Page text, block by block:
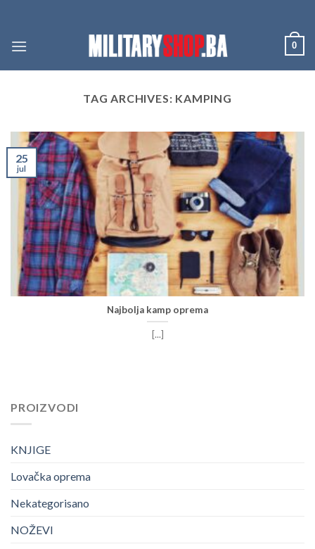
content
0
TAG ARCHIVES: KAMPING
Najbolja kamp oprema
[...]
25
jul
PROIZVODI
KNJIGE
Lovačka oprema
Nekategorisano
NOŽEVI